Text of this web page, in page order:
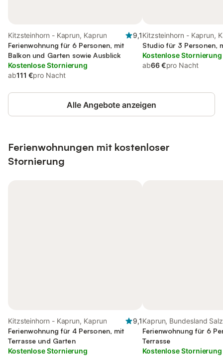
Kitzsteinhorn - Kaprun, Kaprun
9,1
Ferienwohnung für 6 Personen, mit
Balkon und Garten sowie Ausblick
Kostenlose Stornierung
ab111 €pro Nacht
Kitzsteinhorn - Kaprun,
Studio für 3 Personen,
Kostenlose Stornierung
ab66 €pro Nacht
Alle Angebote anzeigen
Ferienwohnungen mit kostenloser
Stornierung
Kitzsteinhorn - Kaprun, Kaprun
9,1
Ferienwohnung für 4 Personen, mit
Terrasse und Garten
Kostenlose Stornierung
Kaprun, Bundesland
Ferienwohnung für 6
Terrasse
Kostenlose Stornierung